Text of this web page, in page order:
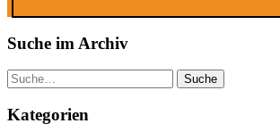
Suche im Archiv
Suche
Kategorien